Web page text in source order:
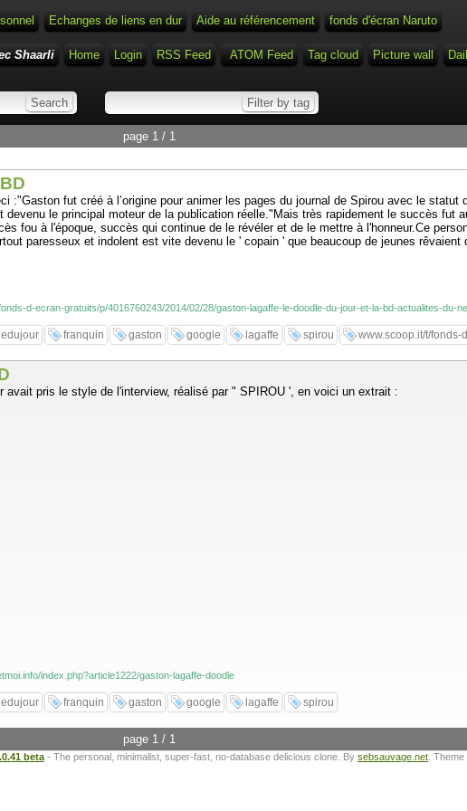
Echanges de liens en dur Aide au référencement
fonds d'écran Naruto
Shaarli Home Login RSS Feed ATOM Feed Tag cloud Picture wall
page 1 / 1
:"Gaston fut créé à l’origine pour animer les pages du journal de Spirou avec le
devenu le principal moteur de la publication réelle."Mais très rapidement le succès
fou à l'époque, succès qui continue de le révéler et de le mettre à l'honneur.Ce
paresseux et indolent est vite devenu le ' copain ' que beaucoup de jeunes
d-ecran-gratuits/p/4016760243/2014/02/28/gaston-lagaffe-le-doodle-du-jour-et-la-bd-actualites-du-
franquin gaston google lagaffe spirou www.scoop.it/t/fonds-
pris le style de l'interview, réalisé par " SPIROU ', en voici un extrait :
index.php?article1222/gaston-lagaffe-doodle
franquin gaston google lagaffe spirou
page 1 / 1
beta - The personal, minimalist, super-fast, no-database delicious clone. By sebsauvage.net .